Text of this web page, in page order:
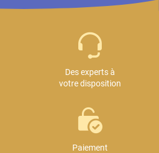
Des experts à
votre disposition
Paiement